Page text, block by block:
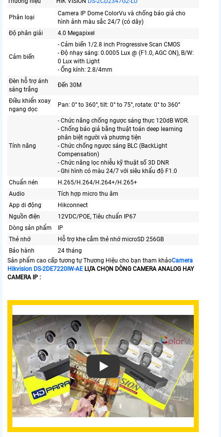
Phân loại
Camera IP Dome ColorVu và chống báo giả cho
hình ảnh màu sắc 24/7 (có dây)
Độ phân giải
4.0 Megapixel
Cảm biến
- Cảm biến 1/2.8 inch Progressive Scan CMOS
- Độ nhạy sáng: 0.0005 Lux @ (F1.0, AGC ON), B/W:
0 Lux with Light
- Ống kính: 2.8/4mm
Đèn hỗ trợ ánh
sáng trắng
Đến 30M
Điều khiển xoay
ngang dọc
Pan: 0° to 360°, tilt: 0° to 75°, rotate: 0° to 360°
Tính năng
- Chức năng chống ngược sáng thực 120dB WDR.
- Chống báo giả bằng thuật toán deep learning
phân biệt người và phương tiện
- Chức chống ngược sáng BLC (BackLight
Compensation)
- Chức năng lọc nhiễu kỹ thuật số 3D DNR
- Ghi hình có màu 24/7 với siêu khẩu độ F1.0
Chuẩn nén
H.265/H.264/H.264+/H.265+
Audio
Tích hợp micro thu âm
App di động
Hikconnect
Nguồn điện
12VDC/POE, Tiêu chuẩn IP67
Dòng sản phẩm
IP
Thẻ nhớ
Hỗ trợ khe cắm thẻ nhớ microSD 256GB
Bảo hành
24 tháng
Sản phẩm cao cấp tương tự Thương Hiệu cho bạn tham khảoCamera
Hikvision DS-2DE7220IW-AE LỰA CHỌN DÒNG CAMERA ANALOG HAY
CAMERA IP :
Xem video Camera quan sát HIKVISION DS-